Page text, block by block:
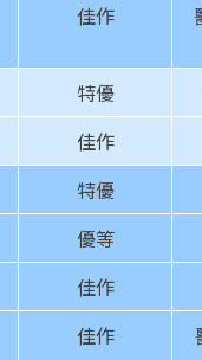
佳作
特優
佳作
特優
優等
佳作
佳作